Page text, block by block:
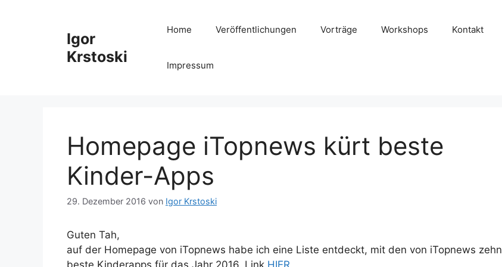
Igor
Krstoski
Home Veröffentlichungen Vorträge Workshops Kontakt
Impressum
Homepage iTopnews kürt beste
Kinder-Apps
29. Dezember 2016 von Igor Krstoski
Guten Tah,
auf der Homepage von iTopnews habe ich eine Liste entdeckt, mit den von iTopnews zehn